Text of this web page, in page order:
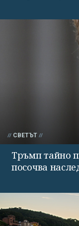
СВЕТЪТ
Тръмп тайно
посочва